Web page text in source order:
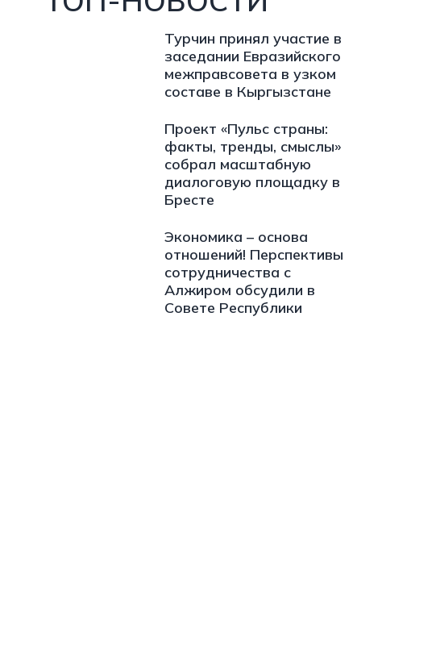
Турчин принял участие в
заседании Евразийского
межправсовета в узком
составе в Кыргызстане
Проект «Пульс страны:
факты, тренды, смыслы»
собрал масштабную
диалоговую площадку в
Бресте
Экономика – основа
отношений! Перспективы
сотрудничества с
Алжиром обсудили в
Совете Республики